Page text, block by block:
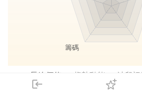
login
下單
長線價值 趨勢動能 波段
籌碼